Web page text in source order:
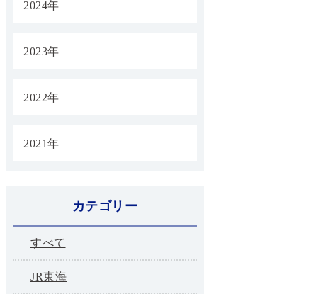
2024年
2023年
2022年
2021年
カテゴリー
すべて
JR東海